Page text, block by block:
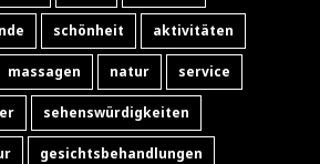
schönheit aktivitäten
massagen natur service
sehenswürdigkeiten
gesichtsbehandlungen